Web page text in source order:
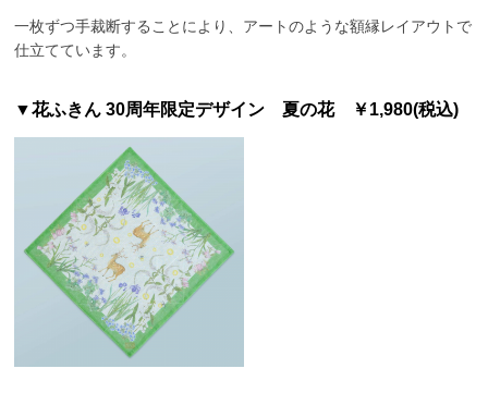
一枚ずつ手裁断することにより、アートのような額縁レイアウトで
仕立てています。
▼花ふきん 30周年限定デザイン 夏の花 ￥1,980(税込)